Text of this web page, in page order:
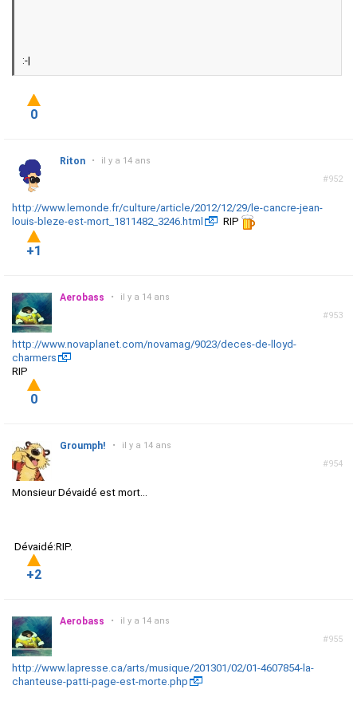
:-|
0
#952
Riton • il y a 14 ans
http://www.lemonde.fr/culture/article/2012/12/29/le-cancre-jean-
louis-bleze-est-mort_1811482_3246.html
RIP
+1
#953
Aerobass • il y a 14 ans
http://www.novaplanet.com/novamag/9023/deces-de-lloyd-
charmers
RIP
0
#954
Groumph! • il y a 14 ans
Monsieur Dévaidé est mort...
Dévaidé:RIP.
+2
#955
Aerobass • il y a 14 ans
http://www.lapresse.ca/arts/musique/201301/02/01-4607854-la-
chanteuse-patti-page-est-morte.php